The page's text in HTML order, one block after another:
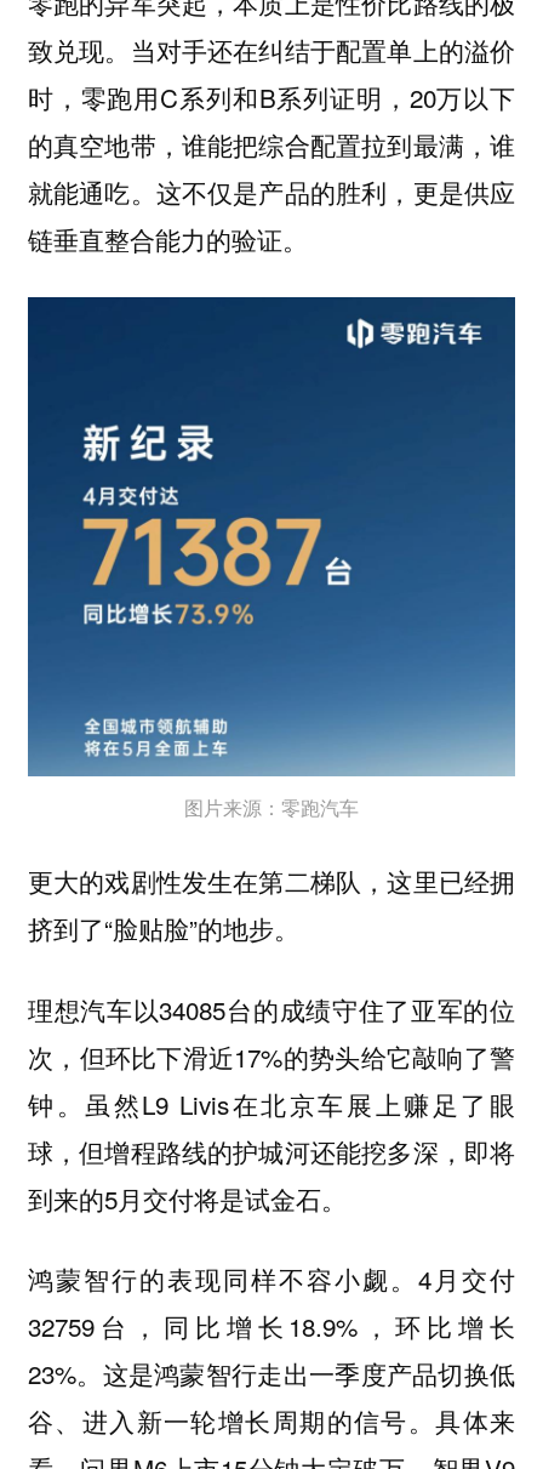
致兑现。当对手还在纠结于配置单上的溢价
时，零跑用C系列和B系列证明，20万以下
的真空地带，谁能把综合配置拉到最满，谁
就能通吃。这不仅是产品的胜利，更是供应
链垂直整合能力的验证。
图片来源：零跑汽车
更大的戏剧性发生在第二梯队，这里已经拥
挤到了“脸贴脸”的地步。
理想汽车以34085台的成绩守住了亚军的位
次，但环比下滑近17%的势头给它敲响了警
钟。虽然L9 Livis在北京车展上赚足了眼
球，但增程路线的护城河还能挖多深，即将
到来的5月交付将是试金石。
鸿蒙智行的表现同样不容小觑。4月交付
32759台，同比增长18.9%，环比增长
23%。这是鸿蒙智行走出一季度产品切换低
谷、进入新一轮增长周期的信号。具体来